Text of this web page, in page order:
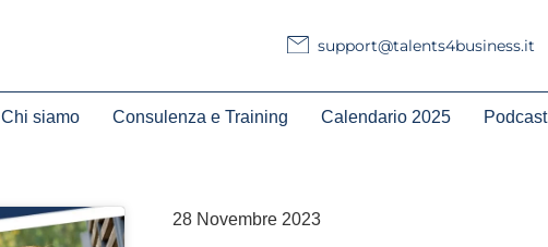
support@talents4business.it
Chi siamo Consulenza e Training Calendario 2025 Podcast
28 Novembre 2023